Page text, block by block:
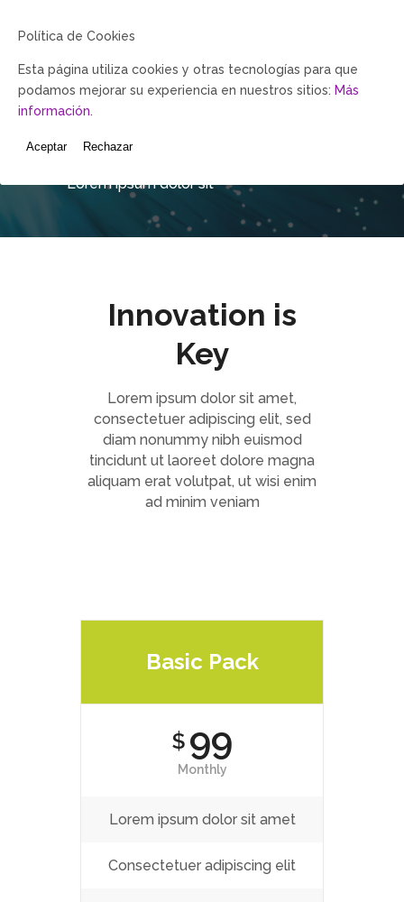
Pricing
Lorem ipsum dolor sit
Innovation is
Key
Lorem ipsum dolor sit amet,
consectetuer adipiscing elit, sed
diam nonummy nibh euismod
tincidunt ut laoreet dolore magna
aliquam erat volutpat, ut wisi enim
ad minim veniam
Basic Pack
$ 99
Monthly
Lorem ipsum dolor sit amet
Consectetuer adipiscing elit
Política de Cookies
Esta página utiliza cookies y otras tecnologías para que
podamos mejorar su experiencia en nuestros sitios: Más
información.
Aceptar Rechazar